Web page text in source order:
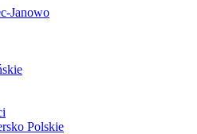
Janowo
Polskie